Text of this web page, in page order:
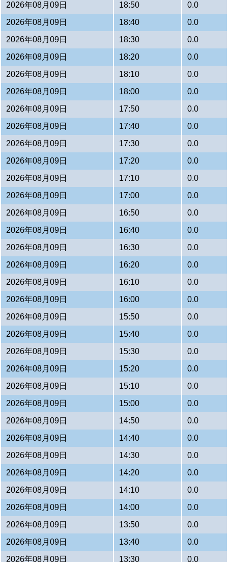
2026年08月09日
18:50
0.0
2026年08月09日
18:40
0.0
2026年08月09日
18:30
0.0
2026年08月09日
18:20
0.0
2026年08月09日
18:10
0.0
2026年08月09日
18:00
0.0
2026年08月09日
17:50
0.0
2026年08月09日
17:40
0.0
2026年08月09日
17:30
0.0
2026年08月09日
17:20
0.0
2026年08月09日
17:10
0.0
2026年08月09日
17:00
0.0
2026年08月09日
16:50
0.0
2026年08月09日
16:40
0.0
2026年08月09日
16:30
0.0
2026年08月09日
16:20
0.0
2026年08月09日
16:10
0.0
2026年08月09日
16:00
0.0
2026年08月09日
15:50
0.0
2026年08月09日
15:40
0.0
2026年08月09日
15:30
0.0
2026年08月09日
15:20
0.0
2026年08月09日
15:10
0.0
2026年08月09日
15:00
0.0
2026年08月09日
14:50
0.0
2026年08月09日
14:40
0.0
2026年08月09日
14:30
0.0
2026年08月09日
14:20
0.0
2026年08月09日
14:10
0.0
2026年08月09日
14:00
0.0
2026年08月09日
13:50
0.0
2026年08月09日
13:40
0.0
2026年08月09日
13:30 0.0